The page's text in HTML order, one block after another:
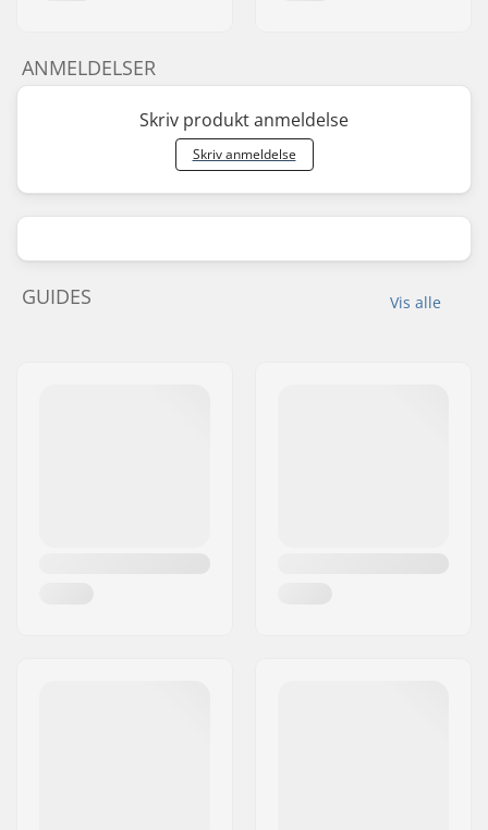
ANMELDELSER
Skriv produkt anmeldelse
Skriv anmeldelse
Vis alle
GUIDES